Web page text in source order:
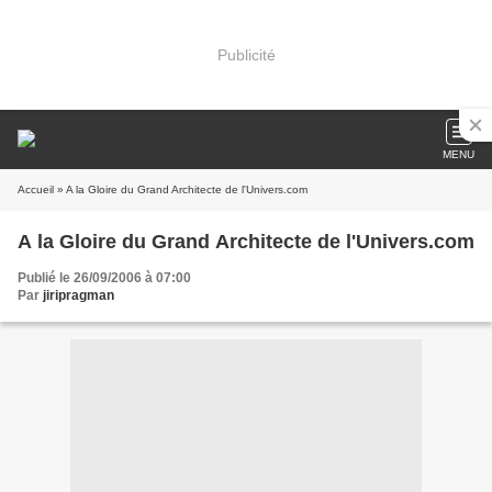
Publicité
MENU
Accueil » A la Gloire du Grand Architecte de l'Univers.com
A la Gloire du Grand Architecte de l'Univers.com
Publié le 26/09/2006 à 07:00
Par jiripragman